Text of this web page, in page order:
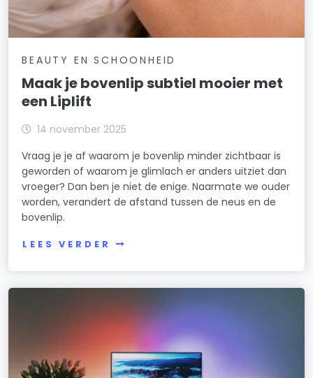
BEAUTY EN SCHOONHEID
Maak je bovenlip subtiel mooier met
een Liplift
14 november 2025
Vraag je je af waarom je bovenlip minder zichtbaar is
geworden of waarom je glimlach er anders uitziet dan
vroeger? Dan ben je niet de enige. Naarmate we ouder
worden, verandert de afstand tussen de neus en de
bovenlip.
LEES VERDER